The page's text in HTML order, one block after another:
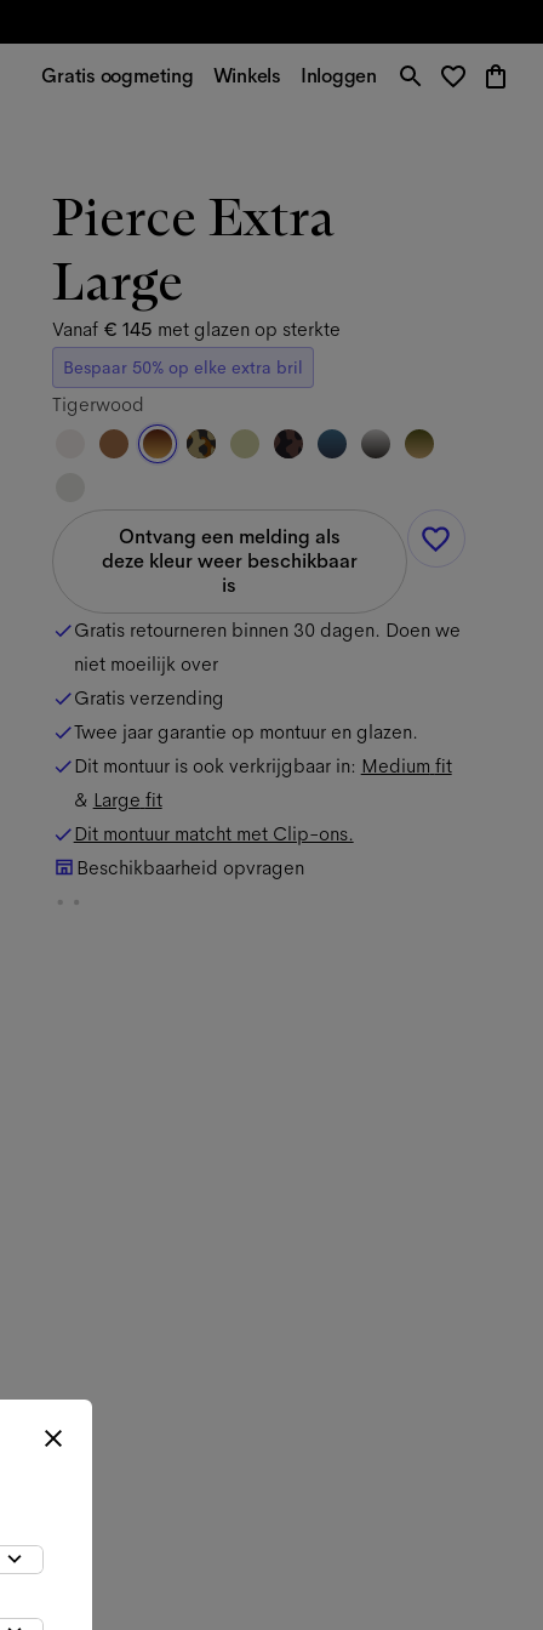
Gratis oogmeting Winkels Inloggen
Pierce Extra
Large
Vanaf € 145 met glazen op sterkte
Bespaar 50% op elke extra bril
Tigerwood
Ontvang een melding als
deze kleur weer beschikbaar
is
Gratis retourneren binnen 30 dagen. Doen we
niet moeilijk over
Gratis verzending
Twee jaar garantie op montuur en glazen.
Dit montuur is ook verkrijgbaar in: Medium fit
& Large fit
Dit montuur matcht met Clip-ons.
Beschikbaarheid opvragen